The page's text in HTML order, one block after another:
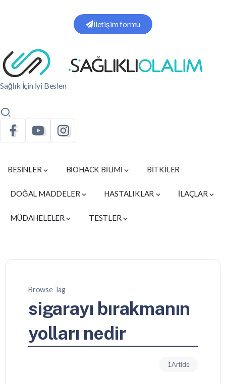
İletişim formu
Sağlık İçin İyi Beslen
BESİNLER BİOHACK BİLİMİ BİTKİLER
DOĞAL MADDELER HASTALIKLAR İLAÇLAR
MÜDAHELELER TESTLER
Browse Tag
sigarayı bırakmanın
yolları nedir
1 Article